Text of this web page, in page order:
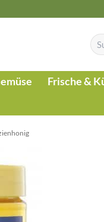
nach:
Frische &